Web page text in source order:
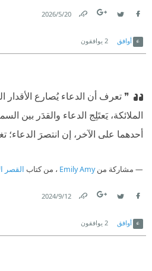
20‏/5‏/2026
أوافق 2 يوافقون
❞ تعرف أن الدعاء يُصارع
الملائكة، يَعتَلِج الدعاء والقدَر بين
أحدهما على الآخر، إن انتصرَ الدعاء؛
مشاركة منEmily Amy ، من كتاب القصر
12‏/9‏/2024
أوافق 2 يوافقون